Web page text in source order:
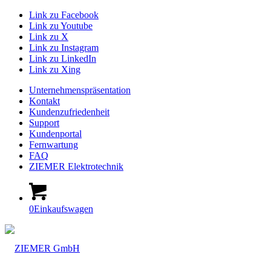
Link zu Facebook
Link zu Youtube
Link zu X
Link zu Instagram
Link zu LinkedIn
Link zu Xing
Unternehmenspräsentation
Kontakt
Kundenzufriedenheit
Support
Kundenportal
Fernwartung
FAQ
ZIEMER Elektrotechnik
0Einkaufswagen